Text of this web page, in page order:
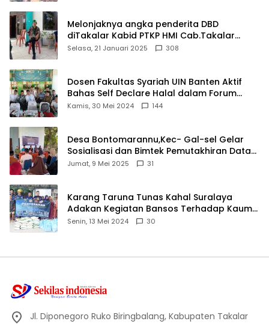
Melonjaknya angka penderita DBD
diTakalar Kabid PTKP HMI Cab.Takalar
angkat bicara
Selasa, 21 Januari 2025 308
Dosen Fakultas Syariah UIN Banten Aktif
Bahas Self Declare Halal dalam Forum
Ijtima Ulama MUI
Kamis, 30 Mei 2024 144
Desa Bontomarannu,Kec- Gal-sel Gelar
Sosialisasi dan Bimtek Pemutakhiran Data
ID
Jumat, 9 Mei 2025 31
Karang Taruna Tunas Kahal Suralaya
Adakan Kegiatan Bansos Terhadap Kaum
Dhuafa dan Anak Yatim-Piatu
Senin, 13 Mei 2024 30
Jl. Diponegoro Ruko Biringbalang, Kabupaten Takalar